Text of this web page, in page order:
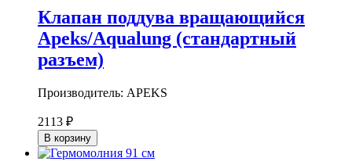
Клапан поддува вращающийся
Apeks/Aqualung (стандартный
разъем)
Производитель: APEKS
2113 ₽
В корзину